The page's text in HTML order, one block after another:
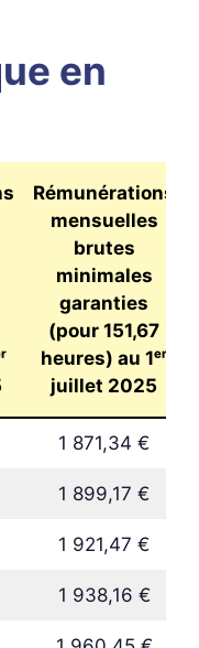
en
Rémunérations
mensuelles
brutes
minimales
garanties
(pour 151,67
heures) au 1ᵉʳ
juillet 2025
1 871,34 €
1 899,17 €
1 921,47 €
1 938,16 €